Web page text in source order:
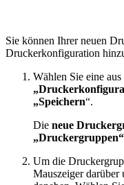
Sie können Ihrer neuen
Druckerkonfiguration
Wählen Sie eine
„Speichern“.
Die neue
„Druckergruppen“
Um die
Mauszeiger